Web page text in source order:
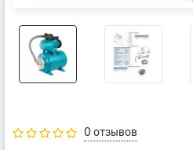
0 отзывов